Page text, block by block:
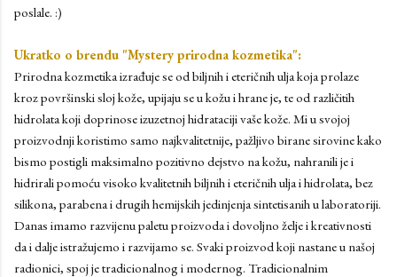
poslale. :)
Ukratko o brendu "Mystery prirodna kozmetika":
Prirodna kozmetika izrađuje se od biljnih i eteričnih ulja koja prolaze
kroz površinski sloj kože, upijaju se u kožu i hrane je, te od različitih
hidrolata koji doprinose izuzetnoj hidrataciji vaše kože. Mi u svojoj
proizvodnji koristimo samo najkvalitetnije, pažljivo birane sirovine kako
bismo postigli maksimalno pozitivno dejstvo na kožu, nahranili je i
hidrirali pomoću visoko kvalitetnih biljnih i eteričnih ulja i hidrolata, bez
silikona, parabena i drugih hemijskih jedinjenja sintetisanih u laboratoriji.
Danas imamo razvijenu paletu proizvoda i dovoljno želje i kreativnosti
da i dalje istražujemo i razvijamo se. Svaki proizvod koji nastane u našoj
radionici, spoj je tradicionalnog i modernog. Tradicionalnim